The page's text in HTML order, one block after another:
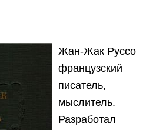
Жан-Жак Руссо
французский
писатель,
мыслитель.
Разработал